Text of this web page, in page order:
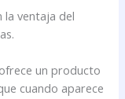
la ventaja del
un producto
cuando aparece